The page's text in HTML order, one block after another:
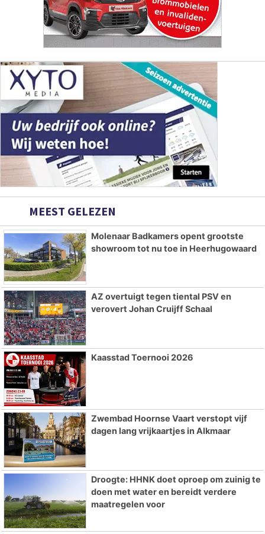
MEEST GELEZEN
Molenaar Badkamers opent grootste
showroom tot nu toe in Heerhugowaard
AZ overtuigt tegen tiental PSV en
verovert Johan Cruijff Schaal
Kaasstad Toernooi 2026
Zwembad Hoornse Vaart verstopt vijf
dagen lang vrijkaartjes in Alkmaar
Droogte: HHNK doet oproep om zuinig te
doen met water en bereidt verdere
maatregelen voor